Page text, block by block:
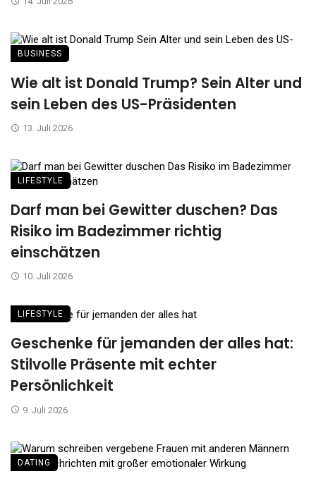
BUSINESS
Wie alt ist Donald Trump? Sein Alter und
sein Leben des US-Präsidenten
13. Juli 2026
LIFESTYLE
Darf man bei Gewitter duschen? Das
Risiko im Badezimmer richtig
einschätzen
10. Juli 2026
LIFESTYLE
Geschenke für jemanden der alles hat:
Stilvolle Präsente mit echter
Persönlichkeit
9. Juli 2026
DATING